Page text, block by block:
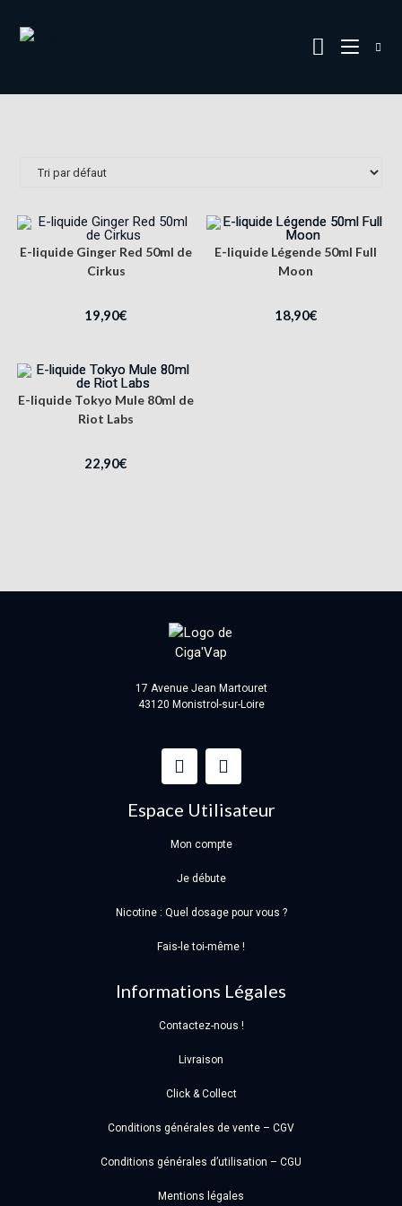
E-liquide Ginger Red 50ml de
Cirkus
19,90€
E-liquide Légende 50ml Full
Moon
18,90€
E-liquide Tokyo Mule 80ml de
Riot Labs
22,90€
17 Avenue Jean Martouret
43120 Monistrol-sur-Loire
Espace Utilisateur
Mon compte
Je débute
Nicotine : Quel dosage pour vous ?
Fais-le toi-même !
Informations Légales
Contactez-nous !
Livraison
Click & Collect
Conditions générales de vente – CGV
Conditions générales d’utilisation – CGU
Mentions légales